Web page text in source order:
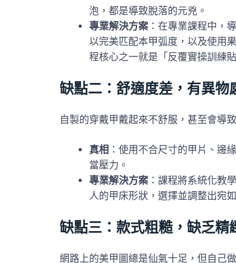
泡，都是導致脫落的元兇。
專業解決方案 ：在專業課程中，
以完美匹配本甲弧度，以及使用
程核心之一就是「反覆實操訓練
缺點二：舒適度差，有異物
自製的穿戴甲戴起來不舒服，甚至會導
真相 ：使用不合尺寸的甲片、邊
當壓力。
專業解決方案 ：課程將系統化教
人的甲床形狀，選擇並調整出宛
缺點三：款式粗糙，缺乏精
網路上的美甲圖總是仙氣十足，但自己